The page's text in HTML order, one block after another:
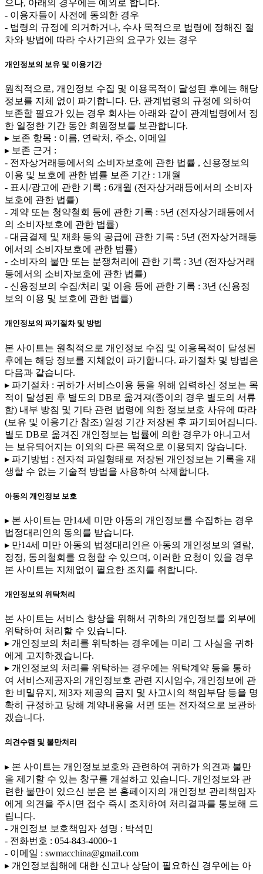
으나, 아래의 경우에는 예외로 합니다.
- 이용자들이 사전에 동의한 경우
- 법령의 규정에 의거하거나, 수사 목적으로 법령에 정해진 절
차와 방법에 따라 수사기관의 요구가 있는 경우
개인정보의 보유 및 이용기간
원칙적으로, 개인정보 수집 및 이용목적이 달성된 후에는 해당
정보를 지체 없이 파기합니다. 단, 관계법령의 규정에 의하여
보존할 필요가 있는 경우 회사는 아래와 같이 관계법령에서 정
한 일정한 기간 동안 회원정보를 보관합니다.
▸ 보존 항목 : 이름, 연락처, 주소, 이메일
▸ 보존 근거 :
- 전자상거래등에서의 소비자보호에 관한 법률 , 신용정보의
이용 및 보호에 관한 법률 보존 기간 : 1개월
- 표시/광고에 관한 기록 : 6개월 (전자상거래등에서의 소비자
보호에 관한 법률)
- 계약 또는 청약철회 등에 관한 기록 : 5년 (전자상거래등에서
의 소비자보호에 관한 법률)
- 대금결제 및 재화 등의 공급에 관한 기록 : 5년 (전자상거래등
에서의 소비자보호에 관한 법률)
- 소비자의 불만 또는 분쟁처리에 관한 기록 : 3년 (전자상거래
등에서의 소비자보호에 관한 법률)
- 신용정보의 수집/처리 및 이용 등에 관한 기록 : 3년 (신용정
보의 이용 및 보호에 관한 법률)
개인정보의 파기절차 및 방법
본 사이트는 원칙적으로 개인정보 수집 및 이용목적이 달성된
후에는 해당 정보를 지체없이 파기합니다. 파기절차 및 방법은
다음과 같습니다.
▸ 파기절차 : 귀하가 서비스이용 등을 위해 입력하신 정보는 목
적이 달성된 후 별도의 DB로 옮겨져(종이의 경우 별도의 서류
함) 내부 방침 및 기타 관련 법령에 의한 정보보호 사유에 따라
(보유 및 이용기간 참조) 일정 기간 저장된 후 파기되어집니다.
별도 DB로 옮겨진 개인정보는 법률에 의한 경우가 아니고서
는 보유되어지는 이외의 다른 목적으로 이용되지 않습니다.
▸ 파기방법 : 전자적 파일형태로 저장된 개인정보는 기록을 재
생할 수 없는 기술적 방법을 사용하여 삭제합니다.
아동의 개인정보 보호
▸ 본 사이트는 만14세 미만 아동의 개인정보를 수집하는 경우
법정대리인의 동의를 받습니다.
▸ 만14세 미만 아동의 법정대리인은 아동의 개인정보의 열람,
정정, 동의철회를 요청할 수 있으며, 이러한 요청이 있을 경우
본 사이트는 지체없이 필요한 조치를 취합니다.
개인정보의 위탁처리
본 사이트는 서비스 향상을 위해서 귀하의 개인정보를 외부에
위탁하여 처리할 수 있습니다.
▸ 개인정보의 처리를 위탁하는 경우에는 미리 그 사실을 귀하
에게 고지하겠습니다.
▸ 개인정보의 처리를 위탁하는 경우에는 위탁계약 등을 통하
여 서비스제공자의 개인정보호 관련 지시엄수, 개인정보에 관
한 비밀유지, 제3자 제공의 금지 및 사고시의 책임부담 등을 명
확히 규정하고 당해 계약내용을 서면 또는 전자적으로 보관하
겠습니다.
의견수렴 및 불만처리
▸ 본 사이트는 개인정보보호와 관련하여 귀하가 의견과 불만
을 제기할 수 있는 창구를 개설하고 있습니다. 개인정보와 관
련한 불만이 있으신 분은 본 홈페이지의 개인정보 관리책임자
에게 의견을 주시면 접수 즉시 조치하여 처리결과를 통보해 드
립니다.
- 개인정보 보호책임자 성명 : 박석민
- 전화번호 : 054-843-4000~1
- 이메일 : swmacchina@gmail.com
▸ 개인정보침해에 대한 신고나 상담이 필요하신 경우에는 아